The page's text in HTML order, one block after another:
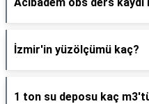
İzmir'in yüzölçümü kaç?
1 ton su deposu kaç